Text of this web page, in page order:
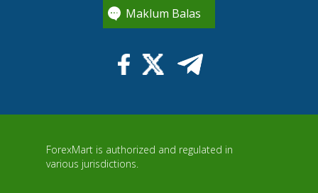
Maklum Balas
ForexMart is authorized and regulated in
various jurisdictions.